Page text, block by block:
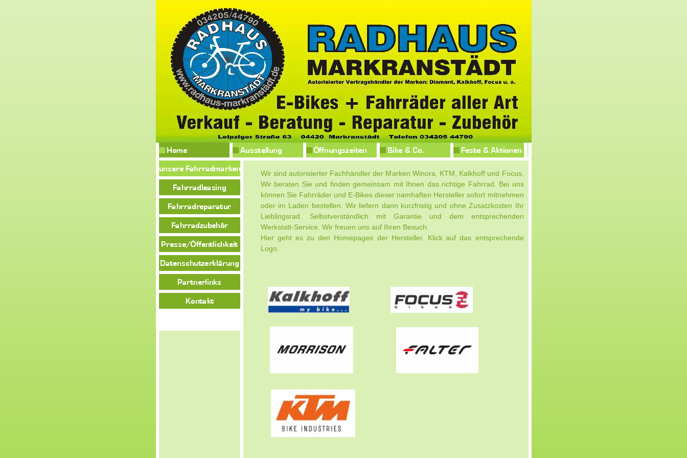
Wir sind autorisierter Fachhändler der Marken Winora, KTM, Kalkhoff und Focus.
Wir beraten Sie und finden gemeinsam mit Ihnen das richtige Fahrrad. Bei uns
können Sie Fahrräder und E-Bikes dieser namhaften Hersteller sofort mitnehmen
oder im Laden bestellen. Wir liefern dann kurzfristig und ohne Zusatzkosten Ihr
Lieblingsrad. Selbstverständlich mit Garantie und dem entsprechenden
Werkstatt-Service. Wir freuen uns auf Ihren Besuch.
Hier geht es zu den Homepages der Hersteller. Klick auf das entsprechende
Logo.